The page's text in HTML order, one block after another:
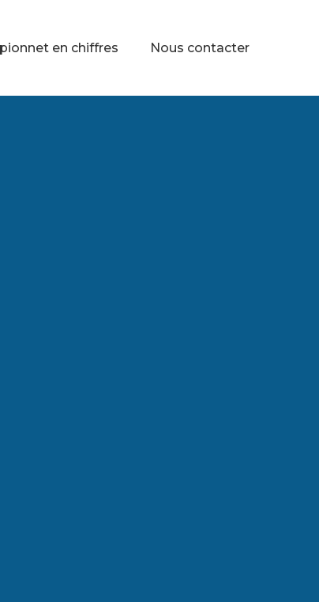
en chiffres Nous contacter